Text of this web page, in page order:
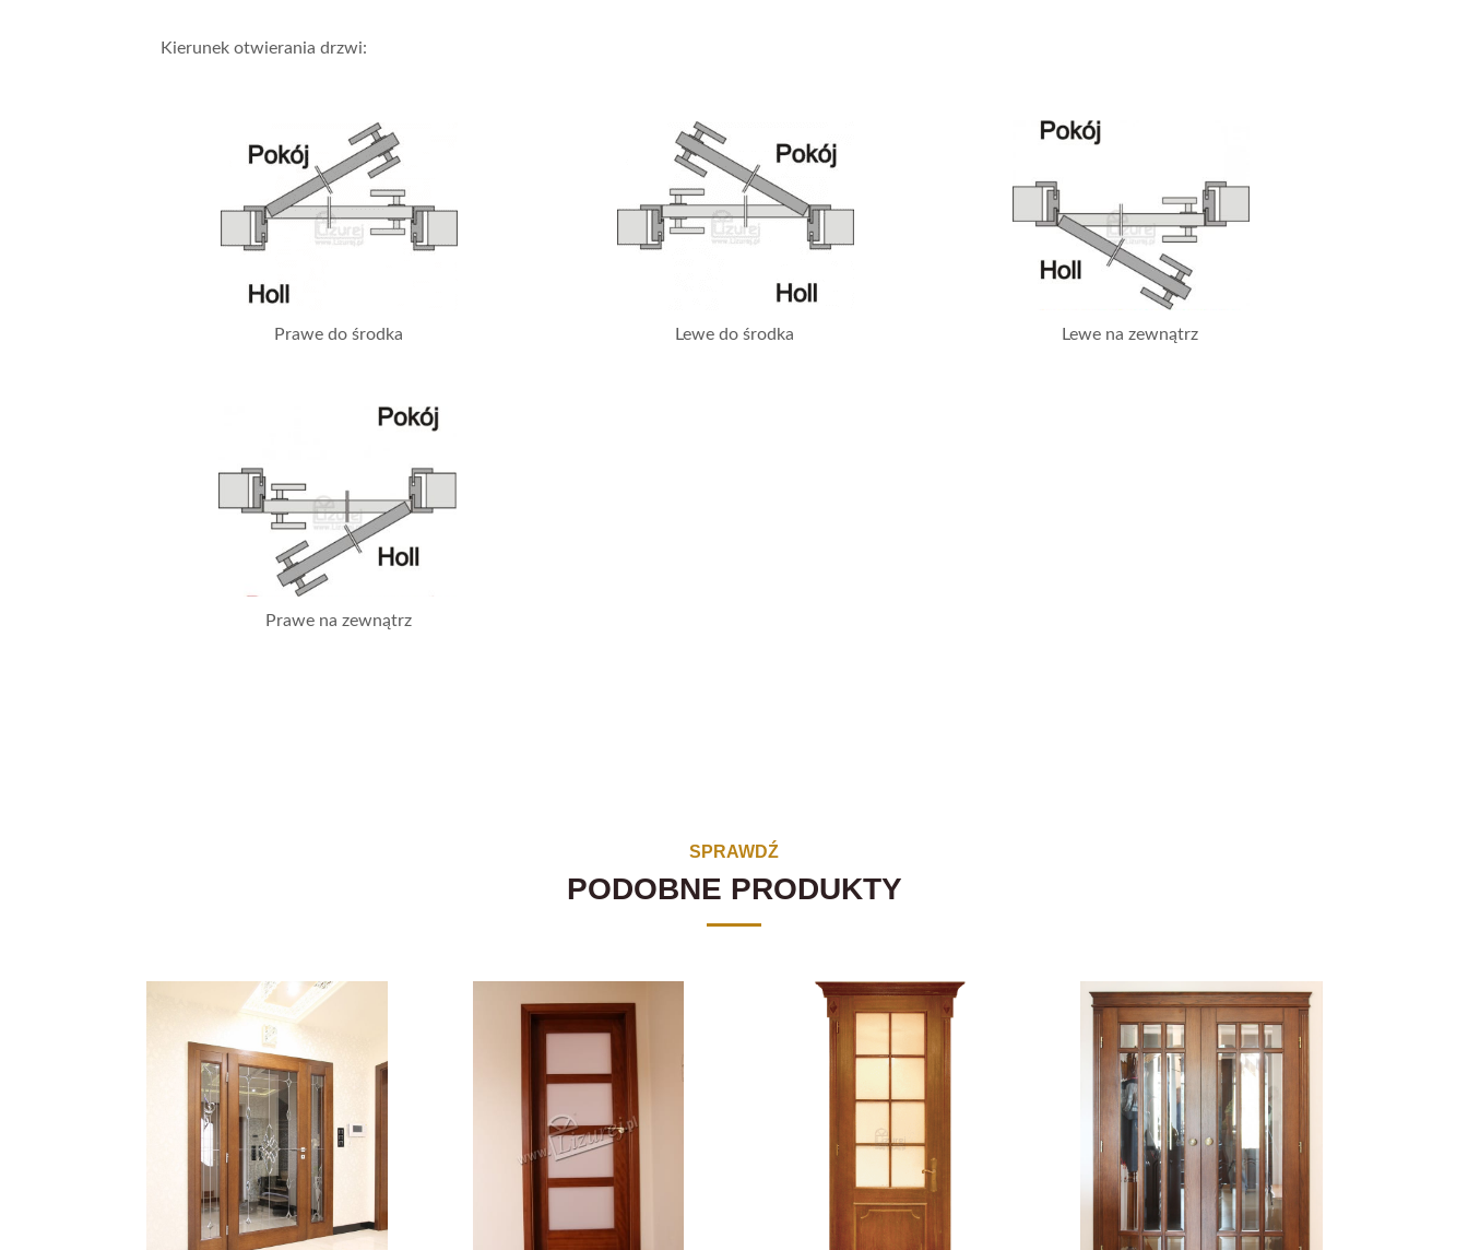
Kierunek otwierania drzwi:
Prawe do środka Lewe do środka Lewe na zewnątrz
Prawe na zewnątrz
SPRAWDŹ
PODOBNE PRODUKTY